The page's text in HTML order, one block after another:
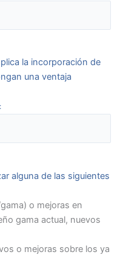
la incorporación de
una ventaja
alguna de las siguientes
o mejoras en
gama actual, nuevos
o mejoras sobre los ya